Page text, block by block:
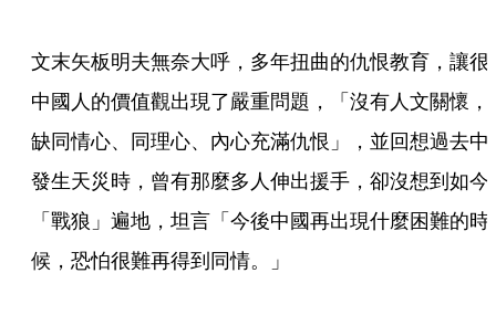
文末矢板明夫無奈大呼，多年扭曲的仇恨教育，讓很
中國人的價值觀出現了嚴重問題，「沒有人文關懷，
缺同情心、同理心、內心充滿仇恨」，並回想過去中
發生天災時，曾有那麼多人伸出援手，卻沒想到如今
「戰狼」遍地，坦言「今後中國再出現什麼困難的時
候，恐怕很難再得到同情。」